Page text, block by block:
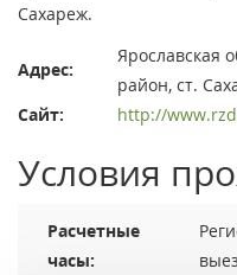
Сахареж.
Адрес:
Ярославская
район, ст.
Сайт:
http://
Условия
Расчетные
часы: